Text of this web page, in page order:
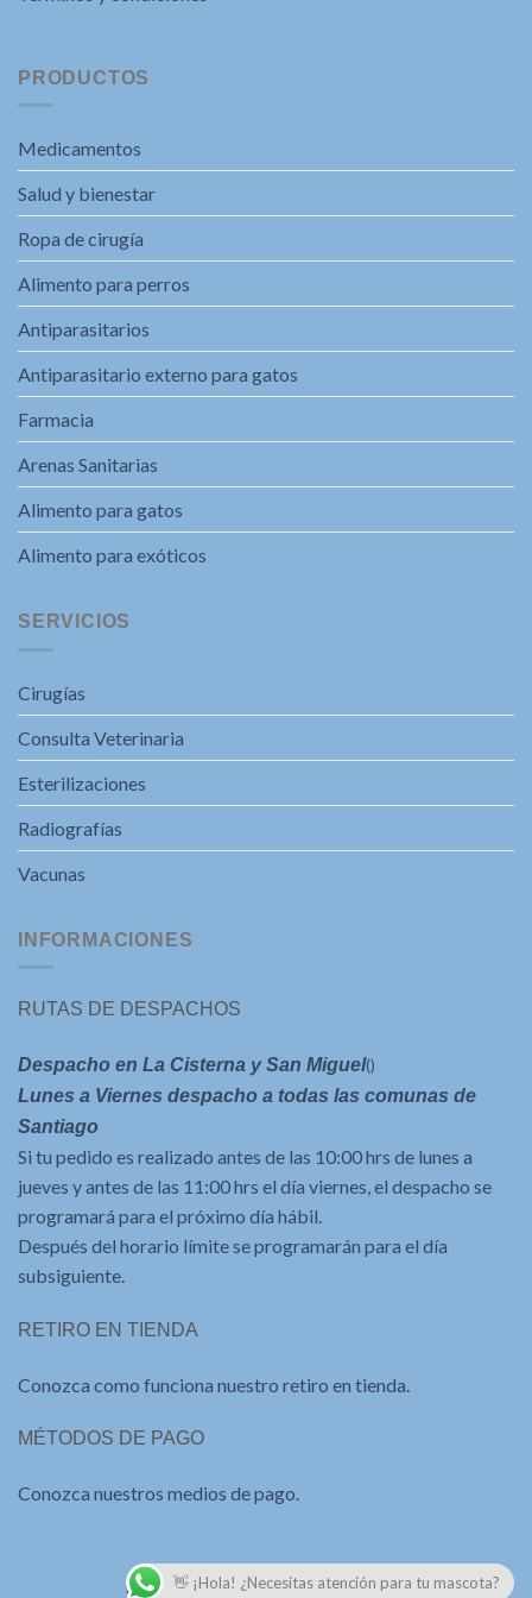
PRODUCTOS
Medicamentos
Salud y bienestar
Ropa de cirugía
Alimento para perros
Antiparasitarios
Antiparasitario externo para gatos
Farmacia
Arenas Sanitarias
Alimento para gatos
Alimento para exóticos
SERVICIOS
Cirugías
Consulta Veterinaria
Esterilizaciones
Radiografías
Vacunas
INFORMACIONES
RUTAS DE DESPACHOS
Despacho en La Cisterna y San Miguel()
Lunes a Viernes despacho a todas las comunas de
Santiago
Si tu pedido es realizado antes de las 10:00 hrs de lunes a
jueves y antes de las 11:00 hrs el día viernes, el despacho se
programará para el próximo día hábil.
Después del horario límite se programarán para el día
subsiguiente.
RETIRO EN TIENDA
Conozca como funciona nuestro retiro en tienda.
MÉTODOS DE PAGO
Conozca nuestros medios de pago.
Desarrollado porAplicaciones Web
👋 ¡Hola! ¿Necesitas atención para tu mascota?